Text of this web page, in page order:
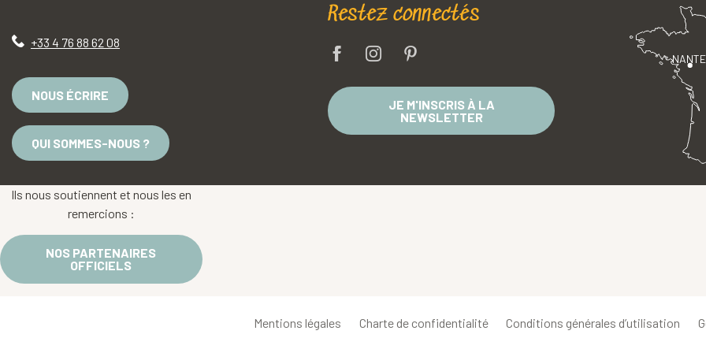
+33 4 76 88 62 08
NOUS ÉCRIRE
QUI SOMMES-NOUS ?
Restez connectés
JE M'INSCRIS À LA
NEWSLETTER
Ils nous soutiennent et nous les en
remercions :
NOS PARTENAIRES
OFFICIELS
Mentions légales Charte de confidentialité Conditions générales d’utilisation